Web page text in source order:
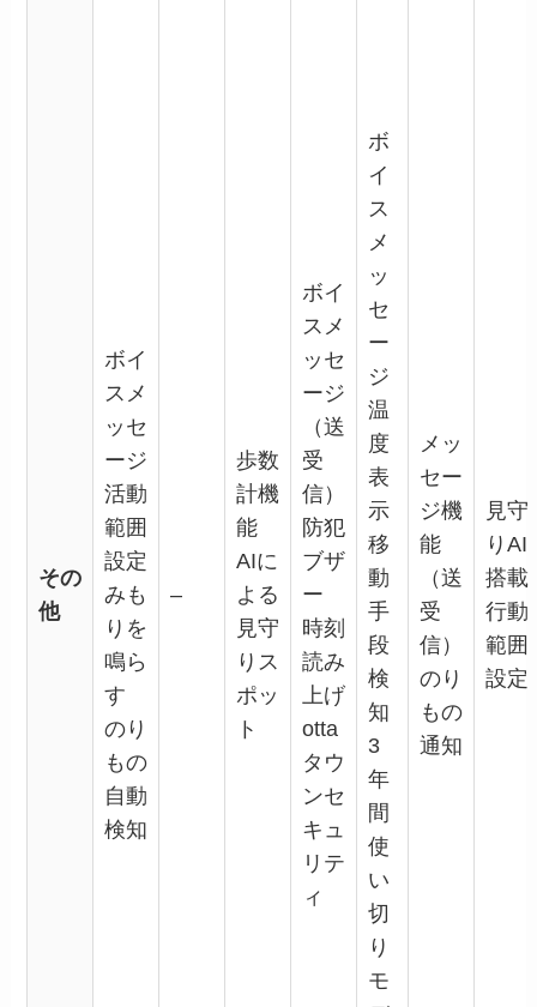
その
他
ボイ
スメ
ッセ
ージ
活動
範囲
設定
みも
りを
鳴ら
す
のり
もの
自動
検知
–
歩数
計機
能
AIに
よる
見守
りス
ポッ
ト
ボイ
スメ
ッセ
ージ
（送
受
信）
防犯
ブザ
ー
時刻
読み
上げ
otta
タウ
ンセ
キュ
リテ
ィ
ボ
イ
ス
メ
ッ
セ
ー
ジ
温
度
表
示
移
動
手
段
検
知
3
年
間
使
い
切
り
モ
メッ
セー
ジ機
能
（送
受
信）
のり
もの
通知
見守
りAI
搭載
行動
範囲
設定